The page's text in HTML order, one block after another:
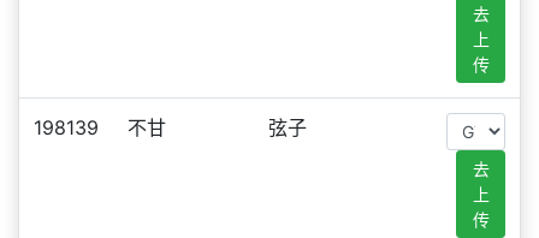
去
上
传
198139 不甘 弦子
去
上
传